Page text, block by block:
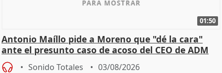
01:50
Antonio Maíllo pide a Moreno que "dé la cara"
ante el presunto caso de acoso del CEO de ADM
Sonido Totales 03/08/2026